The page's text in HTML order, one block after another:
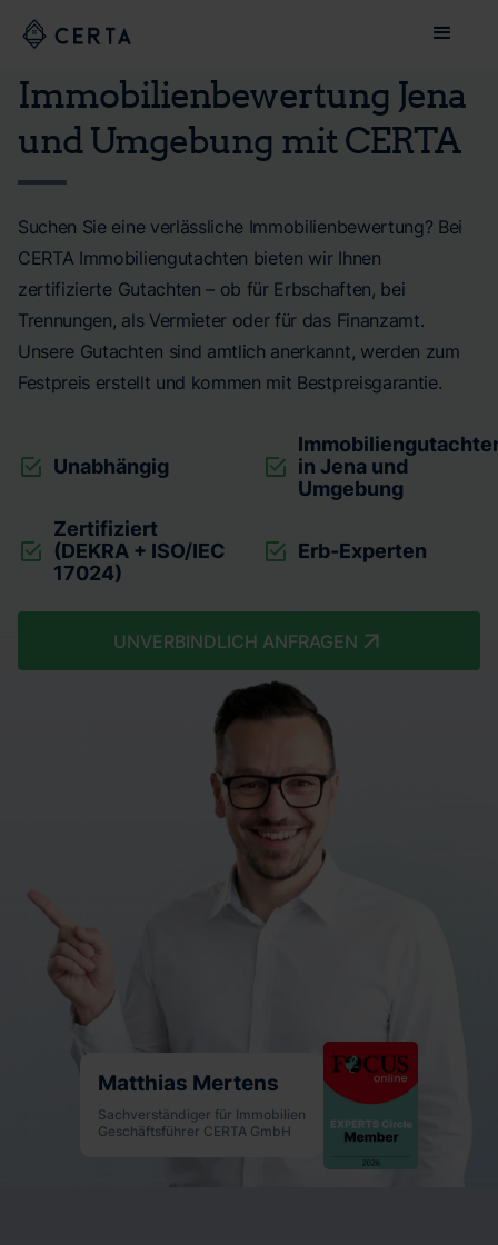
Immobilienbewertung Jena
und Umgebung mit CERTA
Suchen Sie eine verlässliche Immobilienbewertung? Bei
CERTA Immobiliengutachten bieten wir Ihnen
zertifizierte Gutachten – ob für Erbschaften, bei
Trennungen, als Vermieter oder für das Finanzamt.
Unsere Gutachten sind amtlich anerkannt, werden zum
Festpreis erstellt und kommen mit Bestpreisgarantie.
Unabhängig
in Jena und
Umgebung
Zertifiziert
(DEKRA + ISO/IEC
17024)
Erb-Experten
UNVERBINDLICH ANFRAGEN
Matthias Mertens
Sachverständiger für Immobilien
Geschäftsführer CERTA GmbH